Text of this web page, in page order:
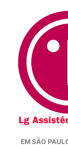
conteúdo
EM SÃO